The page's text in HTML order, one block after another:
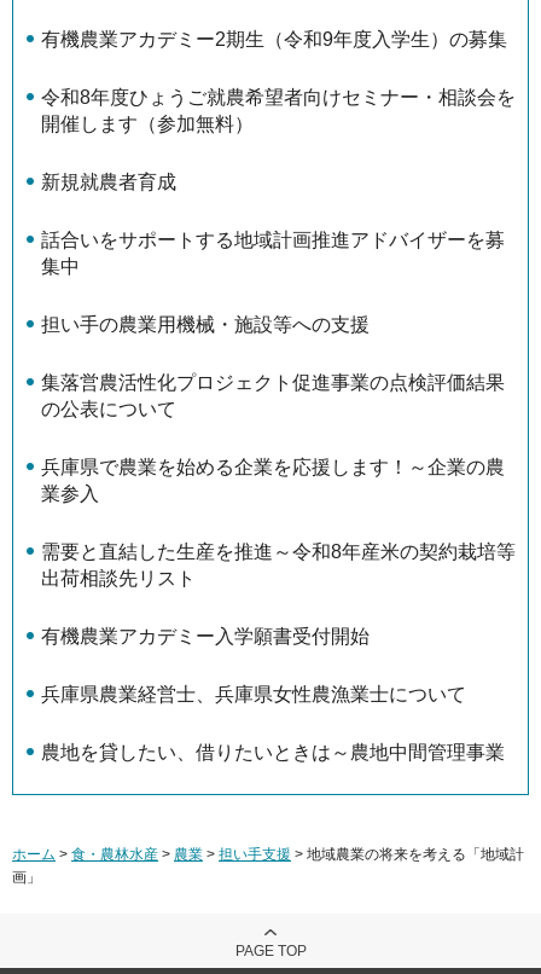
有機農業アカデミー2期生（令和9年度入学生）の募集
令和8年度ひょうご就農希望者向けセミナー・相談会を
開催します（参加無料）
新規就農者育成
話合いをサポートする地域計画推進アドバイザーを募
集中
担い手の農業用機械・施設等への支援
集落営農活性化プロジェクト促進事業の点検評価結果
の公表について
兵庫県で農業を始める企業を応援します！～企業の農
業参入
需要と直結した生産を推進～令和8年産米の契約栽培等
出荷相談先リスト
有機農業アカデミー入学願書受付開始
兵庫県農業経営士、兵庫県女性農漁業士について
農地を貸したい、借りたいときは～農地中間管理事業
ホーム > 食・農林水産 > 農業 > 担い手支援 > 地域農業の将来を考える「地域計
画」
PAGE TOP